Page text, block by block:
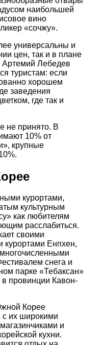
наибольшей
вино
«сочжу».
универсальны и
цен, так и в плане
Артемий Лебедев
туристам: если
хорошем
заведения
где так и
не принято. В
10% от
крупные
курортами,
культурным
как любителям
расслабиться.
своими
Енпхен,
снега и
парке «Тебаксан»
провинции Кавон-
Корее
с их широкими
и
кухни.